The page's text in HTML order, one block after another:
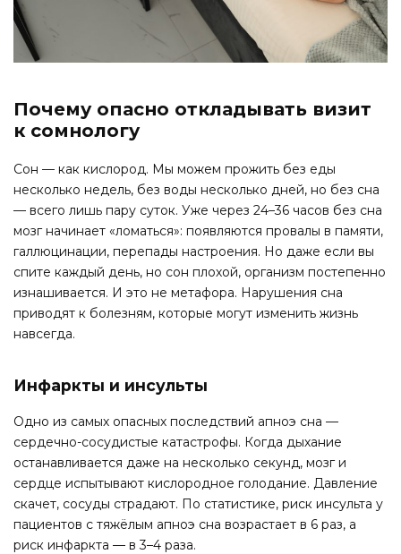
Почему опасно откладывать визит
к сомнологу
Сон — как кислород. Мы можем прожить без еды
несколько недель, без воды несколько дней, но без сна
— всего лишь пару суток. Уже через 24–36 часов без сна
мозг начинает «ломаться»: появляются провалы в памяти,
галлюцинации, перепады настроения. Но даже если вы
спите каждый день, но сон плохой, организм постепенно
изнашивается. И это не метафора. Нарушения сна
приводят к болезням, которые могут изменить жизнь
навсегда.
Инфаркты и инсульты
Одно из самых опасных последствий апноэ сна —
сердечно-сосудистые катастрофы. Когда дыхание
останавливается даже на несколько секунд, мозг и
сердце испытывают кислородное голодание. Давление
скачет, сосуды страдают. По статистике, риск инсульта у
пациентов с тяжёлым апноэ сна возрастает в 6 раз, а
риск инфаркта — в 3–4 раза.